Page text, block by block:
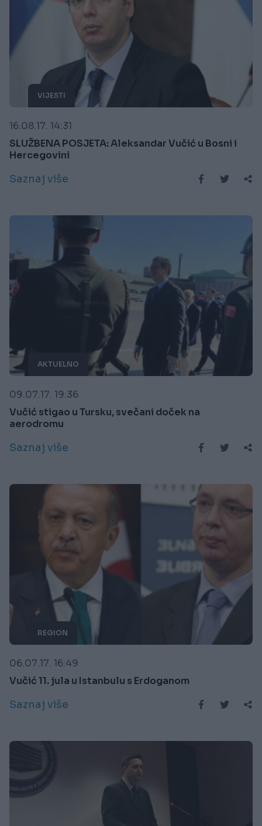
VIJESTI
16.08.17. 14:31
SLUŽBENA POSJETA: Aleksandar Vučić u Bosni i
Hercegovini
Saznaj više
AKTUELNO
09.07.17. 19:36
Vučić stigao u Tursku, svečani doček na
aerodromu
Saznaj više
REGION
06.07.17. 16:49
Vučić 11. jula u Istanbulu s Erdoganom
Saznaj više